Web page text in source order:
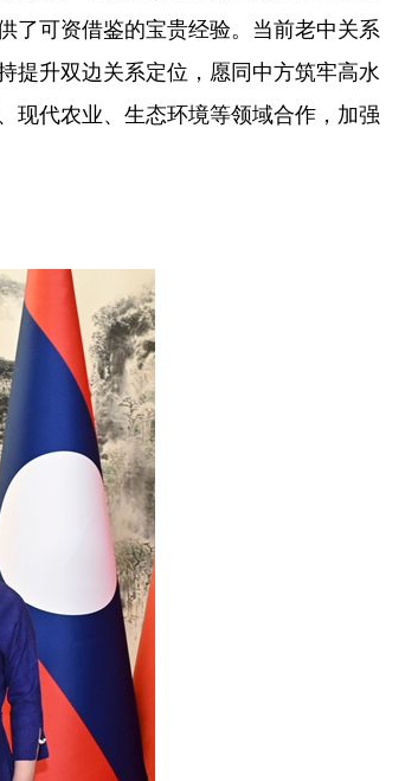
了可资借鉴的宝贵经验。当前老中关系
提升双边关系定位，愿同中方筑牢高水
现代农业、生态环境等领域合作，加强